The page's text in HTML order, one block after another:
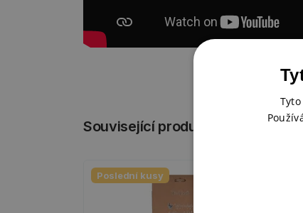
Související produkty
Poslední kusy